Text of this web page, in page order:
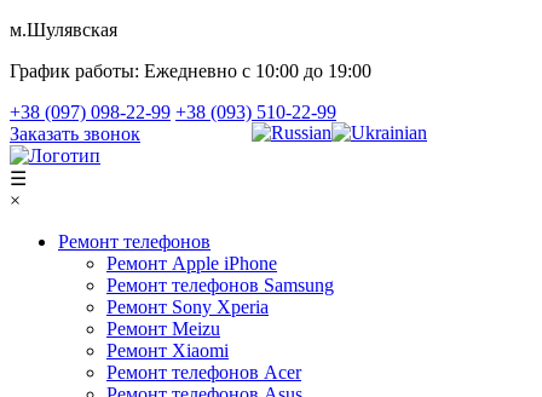
м.Шулявская
График работы: Ежедневно с 10:00 до 19:00
+38 (097) 098-22-99 +38 (093) 510-22-99
Заказать звонок
☰
×
Ремонт телефонов
Ремонт Apple iPhone
Ремонт телефонов Samsung
Ремонт Sony Xperia
Ремонт Meizu
Ремонт Xiaomi
Ремонт телефонов Acer